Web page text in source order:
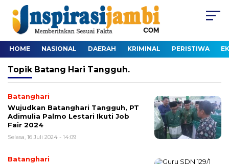
HOME NASIONAL DAERAH KRIMINAL PERISTIWA
Topik Batang Hari Tangguh.
Batanghari
Wujudkan Batanghari Tangguh, PT
Adimulia Palmo Lestari Ikuti Job
Fair 2024
Selasa, 16 Juli 2024 - 14:09
Batanghari